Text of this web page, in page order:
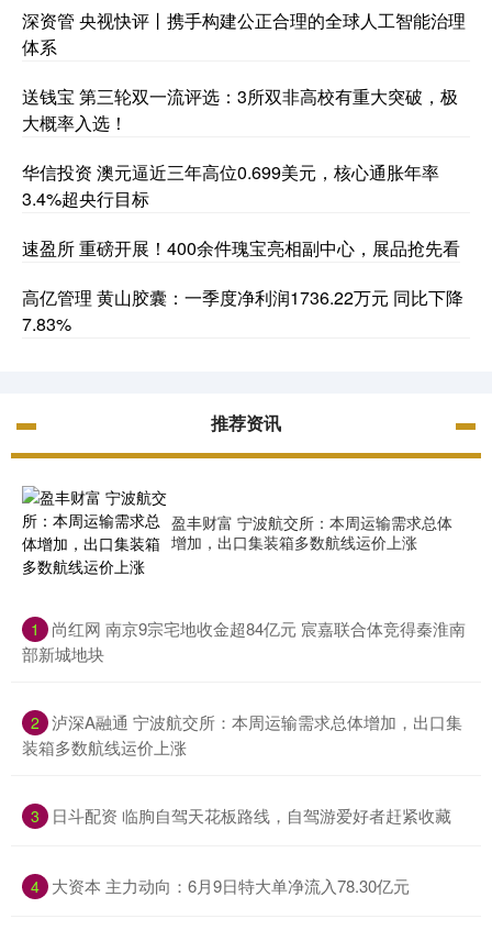
深资管 央视快评丨携手构建公正合理的全球人工智能治理
体系
送钱宝 第三轮双一流评选：3所双非高校有重大突破，极
大概率入选！
华信投资 澳元逼近三年高位0.699美元，核心通胀年率
3.4%超央行目标
速盈所 重磅开展！400余件瑰宝亮相副中心，展品抢先看
高亿管理 黄山胶囊：一季度净利润1736.22万元 同比下降
7.83%
推荐资讯
盈丰财富 宁波航交所：本周运输需求总体
增加，出口集装箱多数航线运价上涨
1
​尚红网 南京9宗宅地收金超84亿元 宸嘉联合体竞得秦淮南
部新城地块
2 ​泸深A融通 宁波航交所：本周运输需求总体增加，出口集
装箱多数航线运价上涨
3 ​日斗配资 临朐自驾天花板路线，自驾游爱好者赶紧收藏
4 ​大资本 主力动向：6月9日特大单净流入78.30亿元